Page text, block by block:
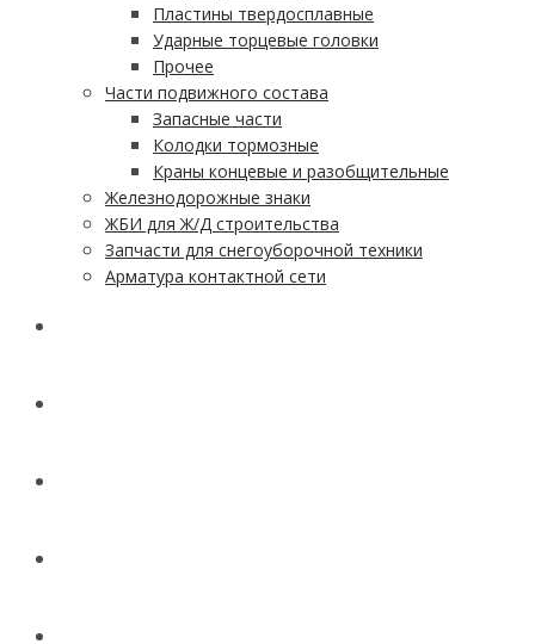
Пластины твердосплавные
Ударные торцевые головки
Прочее
Части подвижного состава
Запасные части
Колодки тормозные
Краны концевые и разобщительные
Железнодорожные знаки
ЖБИ для Ж/Д строительства
Запчасти для снегоуборочной техники
Арматура контактной сети